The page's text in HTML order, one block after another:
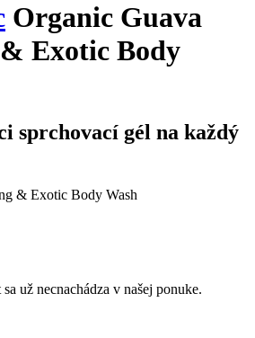
Organic Guava
Exotic Body
sprchovací gél na každý
& Exotic Body Wash
už necnachádza v našej ponuke.